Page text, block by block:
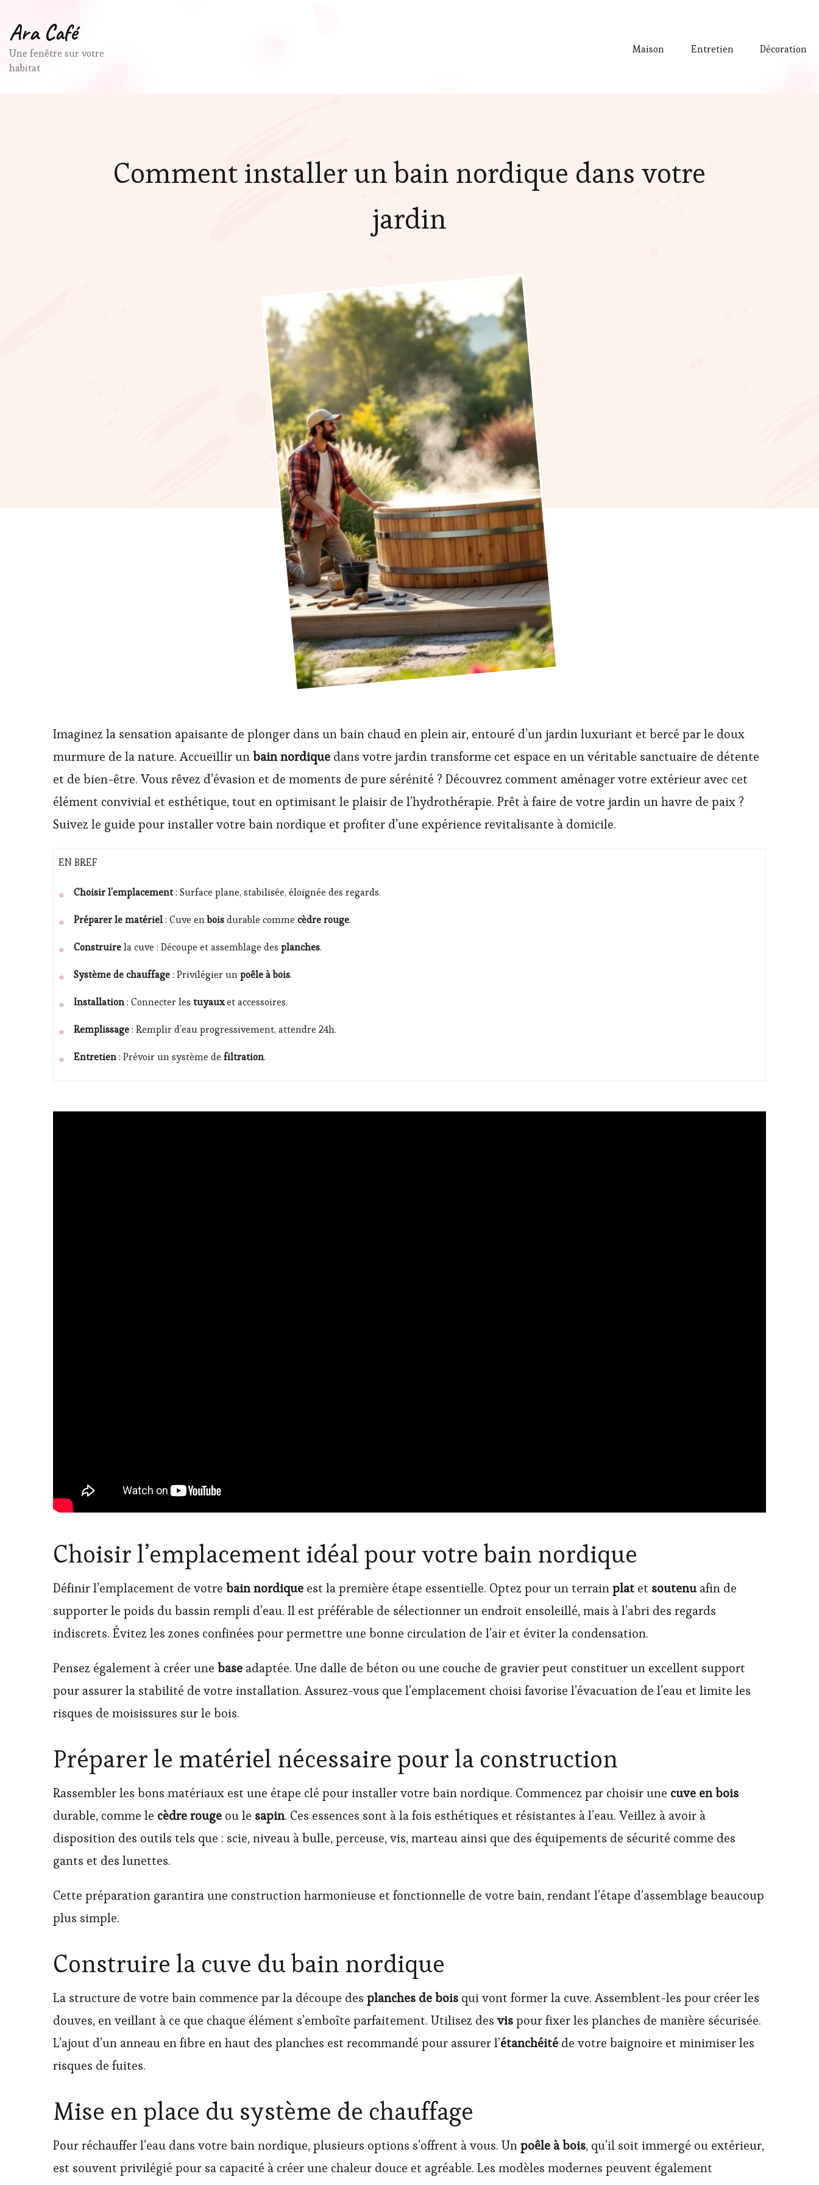
Maison Entretien Décoration
Ara Café
Une fenêtre sur votre
habitat
Comment installer un bain nordique dans votre
jardin
Imaginez la sensation apaisante de plonger dans un bain chaud en plein air, entouré d’un jardin luxuriant et bercé par le doux
murmure de la nature. Accueillir unbain nordique dans votre jardin transforme cet espace en un véritable sanctuaire de détente
et de bien-être. Vous rêvez d’évasion et de moments de pure sérénité ? Découvrez comment aménager votre extérieur avec cet
élément convivial et esthétique, tout en optimisant le plaisir de l’hydrothérapie. Prêt à faire de votre jardin un havre de paix ?
Suivez le guide pour installer votre bain nordique et profiter d’une expérience revitalisante à domicile.
EN BREF
Choisir l’emplacement: Surface plane, stabilisée, éloignée des regards.
Préparer le matériel: Cuve enboisdurable comme cèdre rouge.
Construirela cuve : Découpe et assemblage des planches.
Système de chauffage: Privilégier unpoêle à bois.
Installation: Connecter les tuyauxet accessoires.
Remplissage: Remplir d’eau progressivement, attendre 24h.
Entretien: Prévoir un système de filtration.
Choisir l’emplacement idéal pour votre bain nordique
Définir l’emplacement de votre bain nordique est la première étape essentielle. Optez pour un terrainplat et soutenuafin de
supporter le poids du bassin rempli d’eau. Il est préférable de sélectionner un endroit ensoleillé, mais à l’abri des regards
indiscrets. Évitez les zones confinées pour permettre une bonne circulation de l’air et éviter la condensation.
Pensez également à créer une base adaptée. Une dalle de béton ou une couche de gravier peut constituer un excellent support
pour assurer la stabilité de votre installation. Assurez-vous que l’emplacement choisi favorise l’évacuation de l’eau et limite les
risques de moisissures sur le bois.
Préparer le matériel nécessaire pour la construction
Rassembler les bons matériaux est une étape clé pour installer votre bain nordique. Commencez par choisir une cuve en bois
durable, comme le cèdre rouge ou le sapin. Ces essences sont à la fois esthétiques et résistantes à l’eau. Veillez à avoir à
disposition des outils tels que : scie, niveau à bulle, perceuse, vis, marteau ainsi que des équipements de sécurité comme des
gants et des lunettes.
Cette préparation garantira une construction harmonieuse et fonctionnelle de votre bain, rendant l’étape d’assemblage beaucoup
plus simple.
Construire la cuve du bain nordique
La structure de votre bain commence par la découpe des planches de bois qui vont former la cuve. Assemblent-les pour créer les
douves, en veillant à ce que chaque élément s’emboîte parfaitement. Utilisez des vispour fixer les planches de manière sécurisée.
L’ajout d’un anneau en fibre en haut des planches est recommandé pour assurer l’étanchéité de votre baignoire et minimiser les
risques de fuites.
Mise en place du système de chauffage
Pour réchauffer l’eau dans votre bain nordique, plusieurs options s’offrent à vous. Unpoêle à bois, qu’il soit immergé ou extérieur,
est souvent privilégié pour sa capacité à créer une chaleur douce et agréable. Les modèles modernes peuvent également